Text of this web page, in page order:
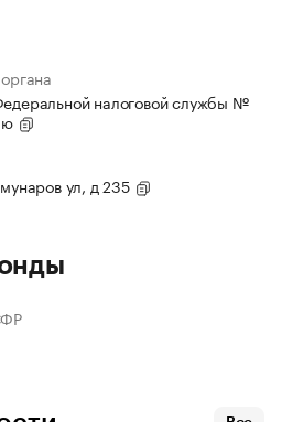
налоговой службы №
ул, д 235